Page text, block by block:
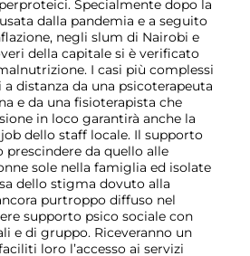
Specialmente dopo la
dalla pandemia e a seguito
negli slum di Nairobi e
della capitale si è verificato
I casi più complessi
distanza da una psicoterapeuta
e da una fisioterapista che
in loco garantirà anche la
dello staff locale. Il supporto
da quello alle
sole nella famiglia ed isolate
dello stigma dovuto alla
purtroppo diffuso nel
supporto psico sociale con
e di gruppo. Riceveranno un
loro l’accesso ai servizi